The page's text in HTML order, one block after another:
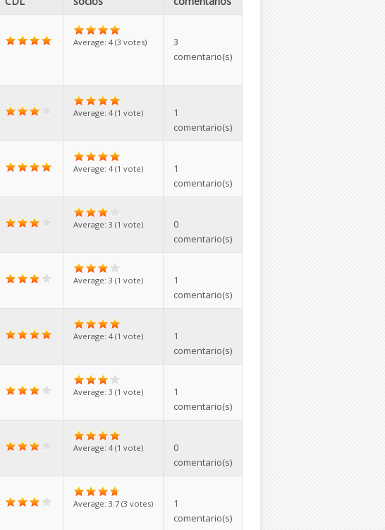
Average: 4 (3 votes)
3
comentario(s)
Average: 4 (1 vote)
1
comentario(s)
Average: 4 (1 vote)
1
comentario(s)
Average: 3 (1 vote)
0
comentario(s)
Average: 3 (1 vote)
1
comentario(s)
Average: 4 (1 vote)
1
comentario(s)
Average: 3 (1 vote)
1
comentario(s)
Average: 4 (1 vote)
0
comentario(s)
Average: 3.7 (3 votes)
1
comentario(s)